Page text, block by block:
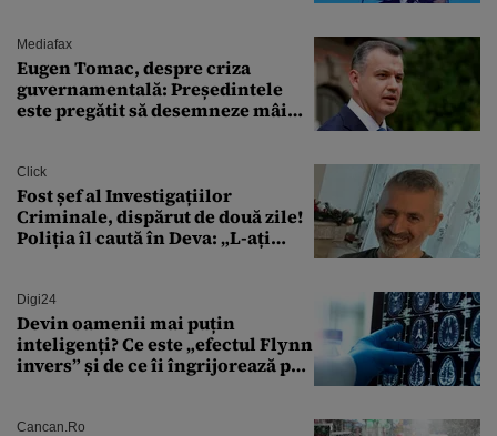
Mediafax
Eugen Tomac, despre criza
guvernamentală: Președintele
este pregătit să desemneze mâine
Click
Fost șef al Investigațiilor
Criminale, dispărut de două zile!
Poliția îl caută în Deva: „L-ați
Digi24
Devin oamenii mai puțin
inteligenți? Ce este „efectul Flynn
invers” și de ce îi îngrijorează pe
Cancan.ro